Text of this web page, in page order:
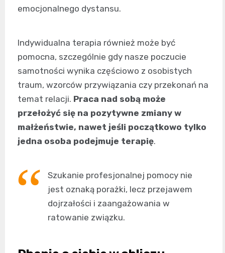
emocjonalnego dystansu.
Indywidualna terapia również może być
pomocna, szczególnie gdy nasze poczucie
samotności wynika częściowo z osobistych
traum, wzorców przywiązania czy przekonań na
temat relacji. Praca nad sobą może
przełożyć się na pozytywne zmiany w
małżeństwie, nawet jeśli początkowo tylko
jedna osoba podejmuje terapię.
Szukanie profesjonalnej pomocy nie
jest oznaką porażki, lecz przejawem
dojrzałości i zaangażowania w
ratowanie związku.